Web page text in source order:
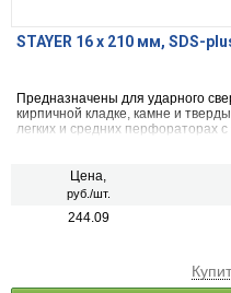
STAYER 16 x 210 мм, SDS-
Предназначены для ударного
кирпичной кладке, камне и
легких и средних перфораторах
Цена,
руб./шт.
244.09